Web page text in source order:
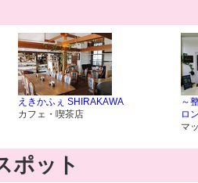
えきかふぇ SHIRAKAWA
カフェ・喫茶店
～
ロ
マ
ポット